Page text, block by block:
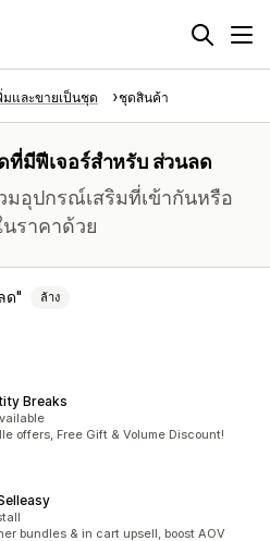
มและขายเป็นชุด ชุดสินค้า
มีฟีเจอร์สำหรับ ส่วนลด
อุปกรณ์เสริมที่เข้ากันหรือ
ราคาด้วย
ด ล้าง
Breaks
offers, Free Gift & Volume Discount!
bundles & in cart upsell, boost AOV